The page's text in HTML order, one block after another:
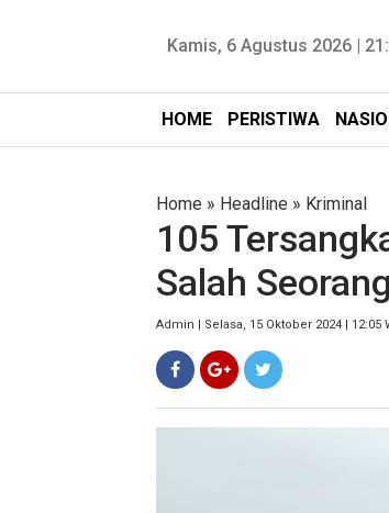
Kamis, 6 Agustus 2026 |
HOME PERISTIWA
Home » Headline » Kriminal
105
Salah
Admin | Selasa, 15 Oktober 2024 | 12:05